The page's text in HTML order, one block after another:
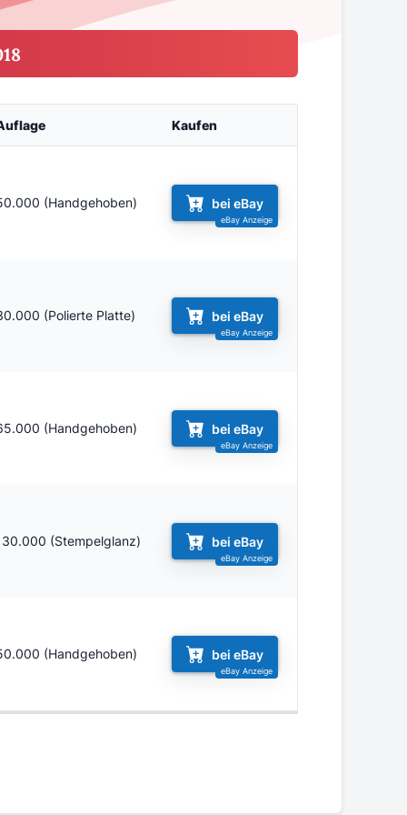
Kaufen
(Handgehoben) bei eBay
(Polierte Platte) bei eBay
(Handgehoben) bei eBay
(Stempelglanz) bei eBay
(Handgehoben) bei eBay